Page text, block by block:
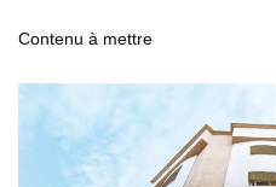
Contenu à mettre